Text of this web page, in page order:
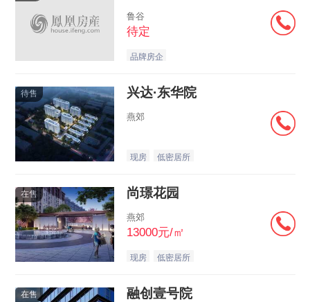
鲁谷
待定
品牌房企
待售 兴达·东华院
燕郊
现房 低密居所
在售 尚璟花园
燕郊
13000元/㎡
现房 低密居所
在售 融创壹号院